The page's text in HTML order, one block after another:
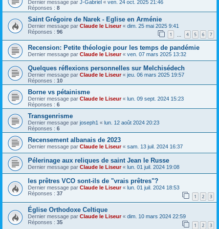
Dernier message par J-Gabriel « ven. 24 oct. 2025 21:46
Réponses : 8
Saint Grégoire de Narek - Eglise en Arménie
Dernier message par Claude le Liseur« dim. 25 mai 2025 9:41
Réponses : 96 1 4 5 6 7
Recension: Petite théologie pour les temps de pandémie
Dernier message par Claude le Liseur« ven. 07 mars 2025 13:32
Quelques réflexions personnelles sur Melchisédech
Dernier message par Claude le Liseur« jeu. 06 mars 2025 19:57
Réponses : 10
Borne vs pétainisme
Dernier message par Claude le Liseur« lun. 09 sept. 2024 15:23
Réponses : 6
Transgenrisme
Dernier message par joseph1 « lun. 12 août 2024 20:23
Réponses : 6
Recensement albanais de 2023
Dernier message par Claude le Liseur« sam. 13 juil. 2024 16:37
Pélerinage aux reliques de saint Jean le Russe
Dernier message par Claude le Liseur« lun. 01 juil. 2024 19:08
les prêtres VCO sont-ils de "vrais prêtres"?
Dernier message par Claude le Liseur« lun. 01 juil. 2024 18:53
Réponses : 37 1 2 3
Église Orthodoxe Celtique
Dernier message par Claude le Liseur« dim. 10 mars 2024 22:59
Réponses : 35 1 2 3